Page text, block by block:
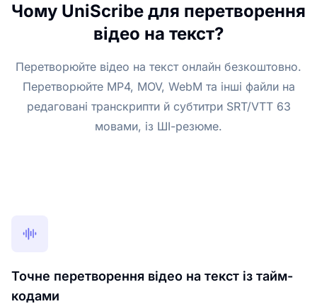
Чому UniScribe для перетворення
відео на текст?
Перетворюйте відео на текст онлайн безкоштовно.
Перетворюйте MP4, MOV, WebM та інші файли на
редаговані транскрипти й субтитри SRT/VTT 63
мовами, із ШІ-резюме.
Точне перетворення відео на текст із тайм-
кодами